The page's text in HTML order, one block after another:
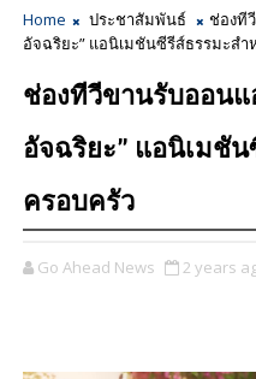
Home ประชาสัมพันธ์
ช่องที
อัจฉริยะ” แอนิเมชันซีรีส์ธรรมะส
ช่องทีวีขานรับออนแ
อัจฉริยะ” แอนิเมชั
ครอบครัว
Go Ahead News 2 years